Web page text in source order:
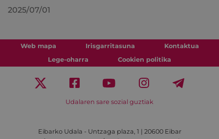
2025/07/01
Web mapa Irisgarritasuna
Kontaktua
Lege-oharra
Cookien politika
Udalaren sare sozial guztiak
Eibarko Udala - Untzaga plaza, 1 | 20600 Eibar